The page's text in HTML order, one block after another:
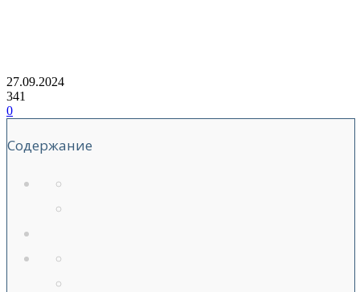
27.09.2024
341
0
Содержание